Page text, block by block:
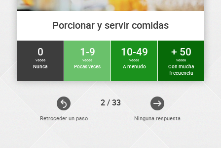
Retroceder un paso
Porcionar y servir comidas
0
veces
Nunca
1-9
veces
Pocas veces
10-49
veces
A menudo
+ 50
veces
Con mucha
frecuencia
2 / 33
Ninguna respuesta